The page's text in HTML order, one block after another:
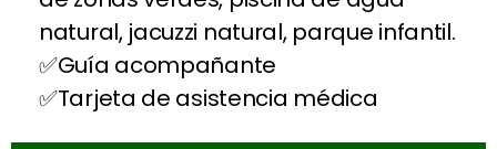
natural, jacuzzi natural, parque infantil.
Guía acompañante
Tarjeta de asistencia médica